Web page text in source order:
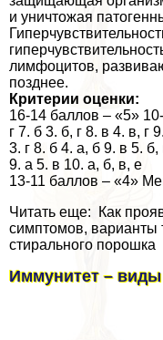
и уничтожая
лимфоцитов,
позднее.
Критерии оценки:
16-14 баллов – «5»
г 7. б 3. б, г 8. в 4. в, г
3. г 8. б 4. а, б 9. в 5. б,
9. а 5. в 10. а, б, в, е
13-11 баллов – «4»
Читать еще: Как
симптомов, варианты
стирального порошка
Иммунитет –